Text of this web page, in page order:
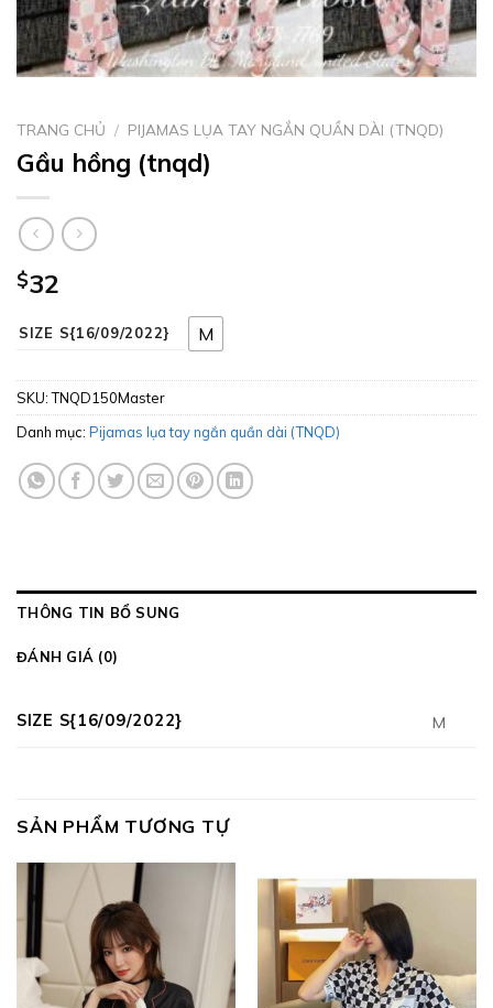
TRANG CHỦ / PIJAMAS LỤA TAY NGẮN QUẦN DÀI (TNQD)
Gầu hồng (tnqd)
$32
SIZE S{16/09/2022} M
SKU:TNQD150Master
Danh mục: Pijamas lụa tay ngắn quần dài (TNQD)
THÔNG TIN BỔ SUNG
ĐÁNH GIÁ (0)
SIZE S{16/09/2022} M
SẢN PHẨM TƯƠNG TỰ